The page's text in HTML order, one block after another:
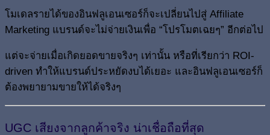
โมเดลรายได้ของอินฟลูเอนเซอร์ก็จะเปลี่ยนไปสู่ Affiliate
Marketing แบรนด์จะไม่จ่ายเงินเพื่อ “โปรโมตเฉยๆ” อีกต่อไป
แต่จะจ่ายเมื่อเกิดยอดขายจริงๆ เท่านั้น หรือที่เรียกว่า ROI-
driven ทำให้แบรนด์ประหยัดงบได้เยอะ และอินฟลูเอนเซอร์ก็
ต้องพยายามขายให้ได้จริงๆ
UGC เสียงจากลูกค้าจริง น่าเชื่อถือที่สุด